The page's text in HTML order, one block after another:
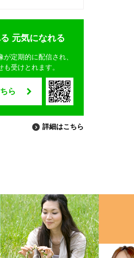
元気になれる
定期的に配信され、
受けとれます。
ら
詳細はこちら